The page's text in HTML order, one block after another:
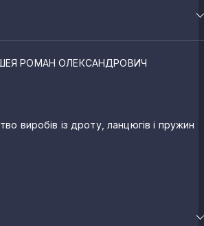
РОМАН ОЛЕКСАНДРОВИЧ
виробів із дроту, ланцюгів і пружин